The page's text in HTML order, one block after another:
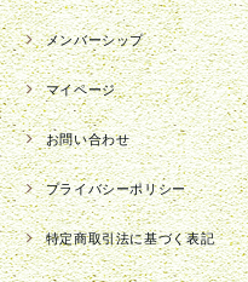
メンバーシップ
マイページ
お問い合わせ
プライバシーポリシー
特定商取引法に基づく表記